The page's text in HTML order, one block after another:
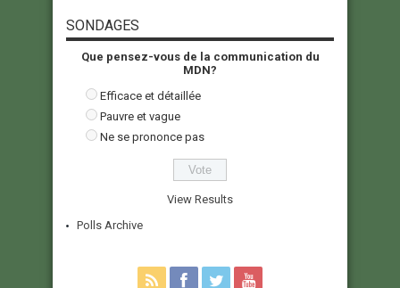
SONDAGES
Que pensez-vous de la communication du
MDN?
Efficace et détaillée
Pauvre et vague
Ne se prononce pas
View Results
Polls Archive